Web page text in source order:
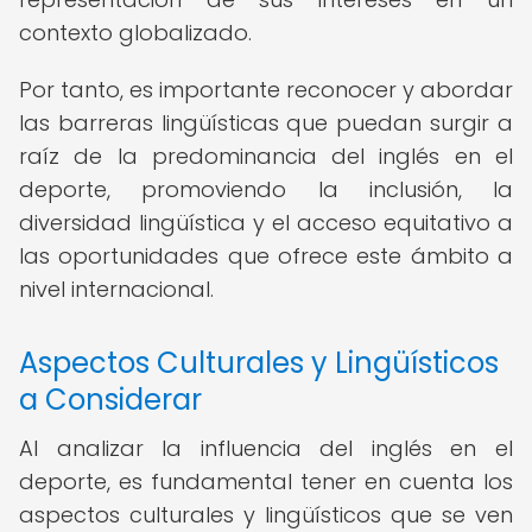
contexto globalizado.
Por tanto, es importante reconocer y abordar
las barreras lingüísticas que puedan surgir a
raíz de la predominancia del inglés en el
deporte, promoviendo la inclusión, la
diversidad lingüística y el acceso equitativo a
las oportunidades que ofrece este ámbito a
nivel internacional.
Aspectos Culturales y Lingüísticos
a Considerar
Al analizar la influencia del inglés en el
deporte, es fundamental tener en cuenta los
aspectos culturales y lingüísticos que se ven